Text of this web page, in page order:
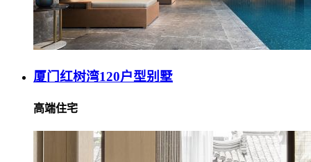
厦门红树湾120户型别墅
高端住宅